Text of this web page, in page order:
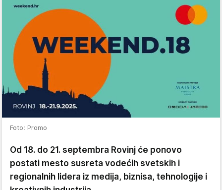
Foto: Promo
Od 18. do 21. septembra Rovinj će ponovo
postati mesto susreta vodećih svetskih i
regionalnih lidera iz medija, biznisa, tehnologije i